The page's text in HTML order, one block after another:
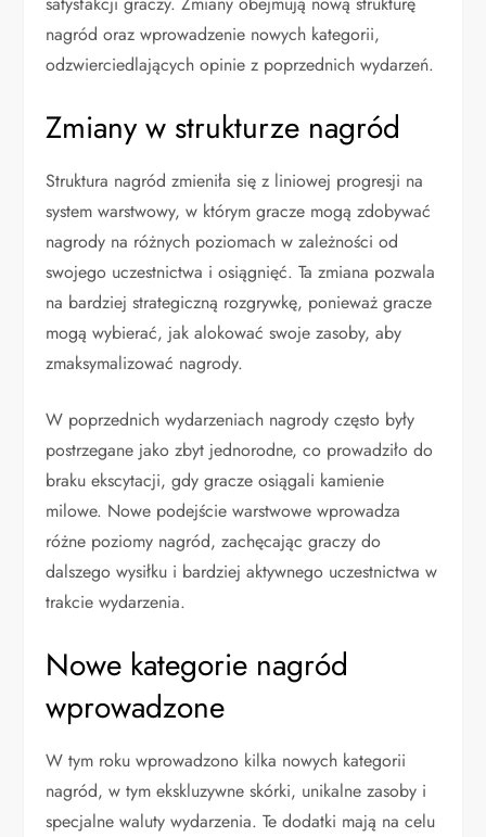
nagród oraz wprowadzenie nowych kategorii,
odzwierciedlających opinie z poprzednich wydarzeń.
Zmiany w strukturze nagród
Struktura nagród zmieniła się z liniowej progresji na
system warstwowy, w którym gracze mogą zdobywać
nagrody na różnych poziomach w zależności od
swojego uczestnictwa i osiągnięć. Ta zmiana pozwala
na bardziej strategiczną rozgrywkę, ponieważ gracze
mogą wybierać, jak alokować swoje zasoby, aby
zmaksymalizować nagrody.
W poprzednich wydarzeniach nagrody często były
postrzegane jako zbyt jednorodne, co prowadziło do
braku ekscytacji, gdy gracze osiągali kamienie
milowe. Nowe podejście warstwowe wprowadza
różne poziomy nagród, zachęcając graczy do
dalszego wysiłku i bardziej aktywnego uczestnictwa w
trakcie wydarzenia.
Nowe kategorie nagród
wprowadzone
W tym roku wprowadzono kilka nowych kategorii
nagród, w tym ekskluzywne skórki, unikalne zasoby i
specjalne waluty wydarzenia. Te dodatki mają na celu